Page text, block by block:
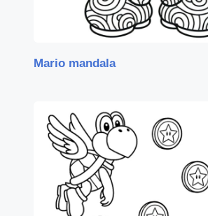
Mario mandala